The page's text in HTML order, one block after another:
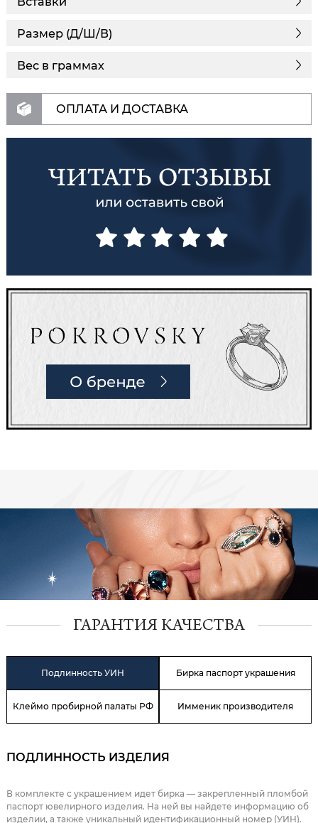
Размер (Д/Ш/В)
Вес в граммах
ОПЛАТА И ДОСТАВКА
ГАРАНТИЯ КАЧЕСТВА
Подлинность УИН Бирка паспорт украшения
Клеймо пробирной палаты РФ Имменик производителя
ПОДЛИННОСТЬ ИЗДЕЛИЯ
В комплекте с украшением идет бирка — закрепленный пломбой
паспорт ювелирного изделия. На ней вы найдете информацию об
изделии, а также уникальный идентификационный номер (УИН).